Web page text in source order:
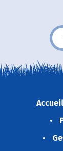
Accueil